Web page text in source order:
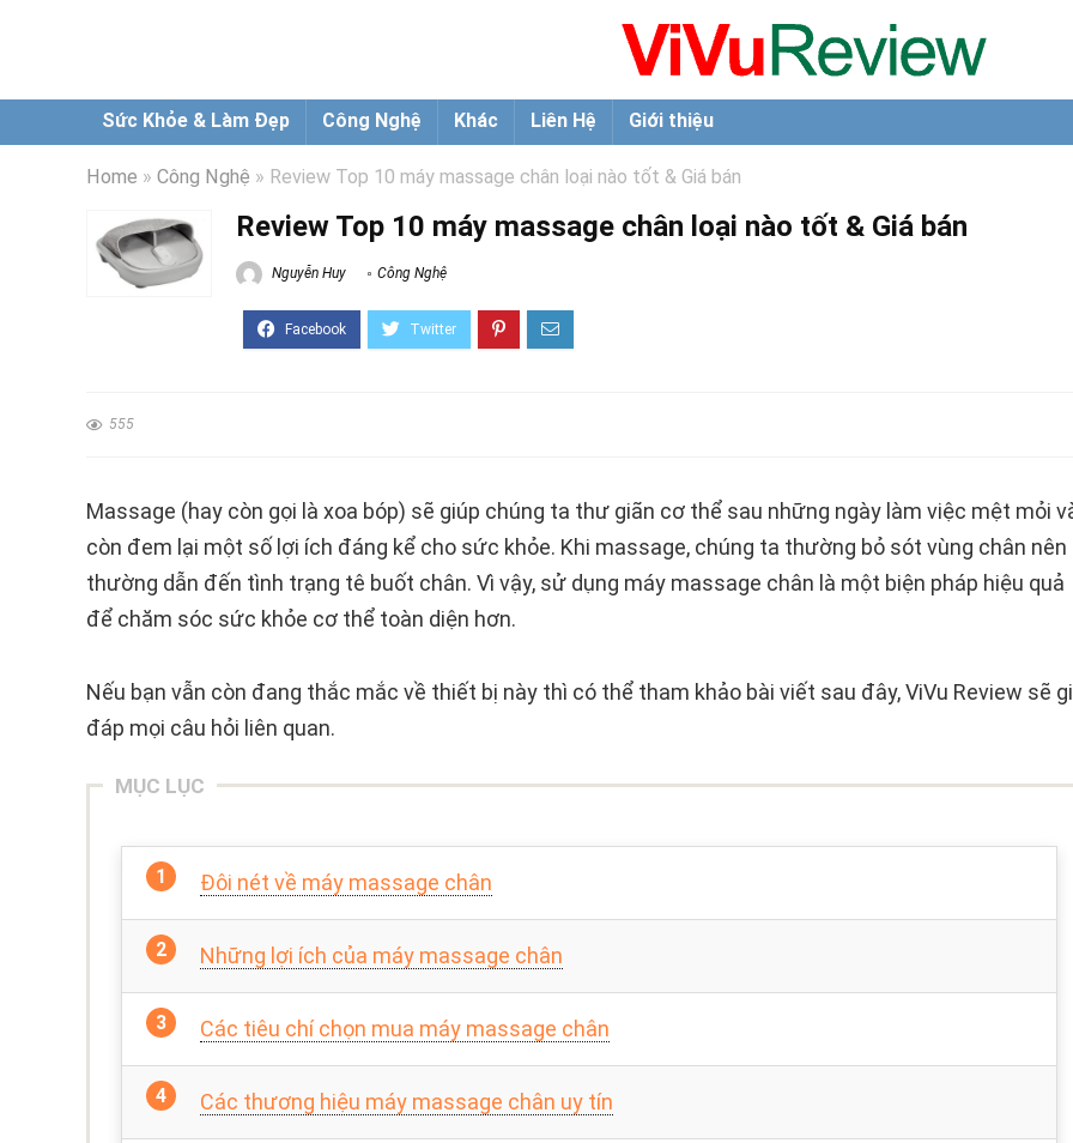
Sức Khỏe & Làm Đẹp Công Nghệ Khác Liên Hệ Giới thiệu
Home » Công Nghệ » Review Top 10 máy massage chân loại nào tốt & Giá bán
Review Top 10 máy massage chân loại nào tốt & Giá bán
Nguyễn Huy Công Nghệ
555
Massage (hay còn gọi là xoa bóp) sẽ giúp chúng ta thư giãn cơ thể sau những ngày làm việc mệt mỏi
còn đem lại một số lợi ích đáng kể cho sức khỏe. Khi massage, chúng ta thường bỏ sót vùng chân nên
thường dẫn đến tình trạng tê buốt chân. Vì vậy, sử dụng máy massage chân là một biện pháp hiệu quả
để chăm sóc sức khỏe cơ thể toàn diện hơn.
Nếu bạn vẫn còn đang thắc mắc về thiết bị này thì có thể tham khảo bài viết sau đây, ViVu Review sẽ
đáp mọi câu hỏi liên quan.
MỤC LỤC
Đôi nét về máy massage chân
Những lợi ích của máy massage chân
Các tiêu chí chọn mua máy massage chân
Các thương hiệu máy massage chân uy tín